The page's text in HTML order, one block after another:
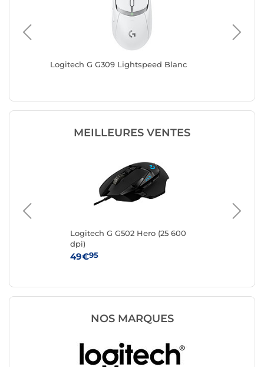
Logitech G G309 Lightspeed Blanc
MEILLEURES VENTES
Logitech G G502 Hero (25 600
dpi)
49€95
NOS MARQUES